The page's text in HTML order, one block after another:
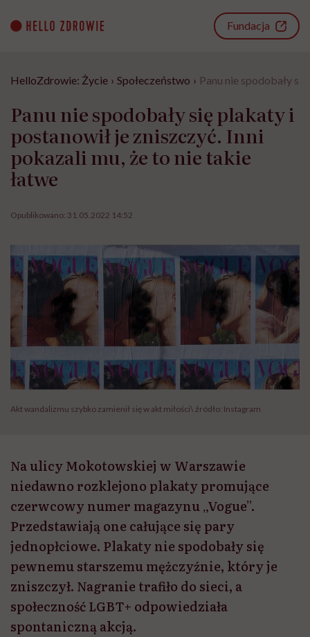
content
Fundacja
HelloZdrowie: Życie › Społeczeństwo › Panu nie spodobały
Panu nie spodobały się plakaty i
postanowił je zniszczyć. Inni
pokazali mu, że to nie takie
łatwe
Opublikowano: 31.05.2022 14:52
Akt wandalizmu szybko zamienił się w akt miłości\ źródło: Instagram
Na ulicy Mokotowskiej w Warszawie
niedawno rozklejono plakaty promujące
czerwcowy numer magazynu „Vogue”.
Przedstawiają one całujące się pary
jednopłciowe. Plakaty nie spodobały się
pewnemu starszemu mężczyźnie, który je
zniszczył. Nagranie trafiło do sieci, a
społeczność LGBT+ odpowiedziała
spontaniczną akcją.